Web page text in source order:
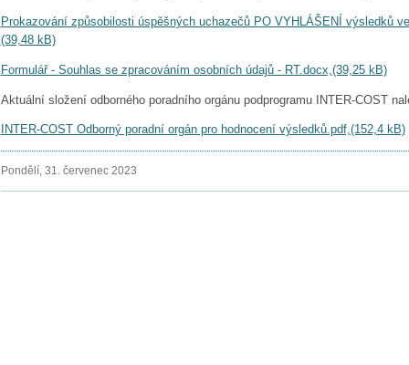
Prokazování způsobilosti úspěšných uchazečů PO VYHLÁŠENÍ výsledků
(39,48 kB)
Formulář - Souhlas se zpracováním osobních údajů - RT.docx,(39,25 kB)
Aktuální složení odborného poradního orgánu podprogramu INTER-COST
INTER-COST Odborný poradní orgán pro hodnocení výsledků.pdf,(152,4 kB)
Pondělí, 31. červenec 2023